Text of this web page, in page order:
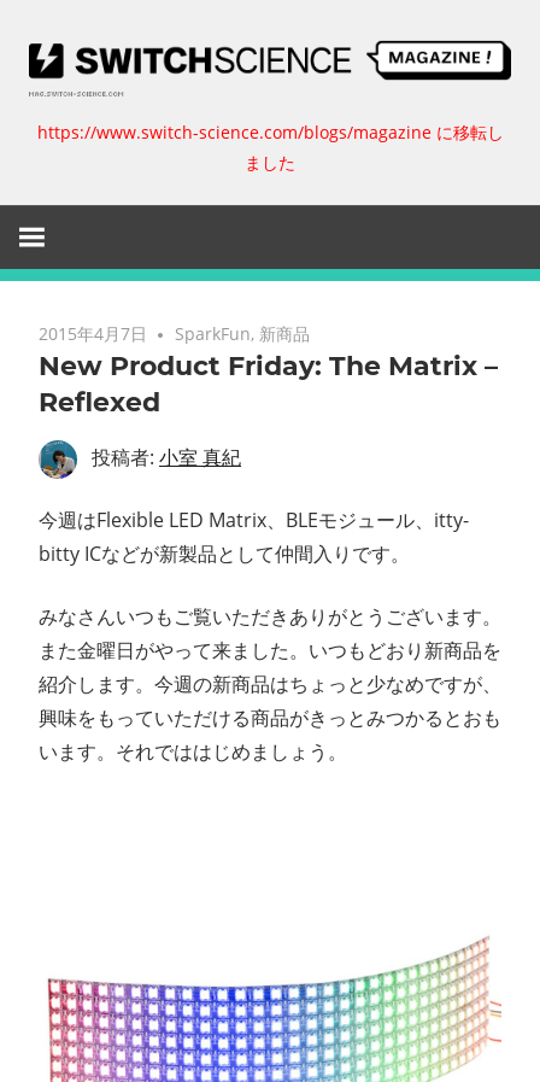
ッ
ス
イ
ッ
チ
サ
エ
ン
ス
マ
ガ
https://www.switch-science.com/blogs/magazine に移転し
ました
2015年4月7日 SparkFun, 新商品
New Product Friday: The Matrix –
Reflexed
投稿者: 小室 真紀
今週はFlexible LED Matrix、BLEモジュール、itty-
bitty ICなどが新製品として仲間入りです。
みなさんいつもご覧いただきありがとうございます。
また金曜日がやって来ました。いつもどおり新商品を
紹介します。今週の新商品はちょっと少なめですが、
興味をもっていただける商品がきっとみつかるとおも
います。それでははじめましょう。